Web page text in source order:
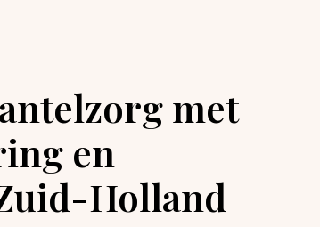
met
en
Holland